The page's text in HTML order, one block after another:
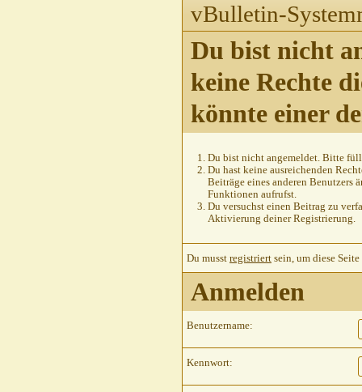
vBulletin-
Du bist nicht
keine Rechte
könnte einer
Du bist nicht angemeldet. Bitte
Du hast keine ausreichenden
Beiträge eines anderen Benutzers
Funktionen aufrufst.
Du versuchst einen Beitrag zu
Aktivierung deiner Registrierung.
Du musst registriert sein, um diese
Anmelden
Benutzername:
Kennwort: